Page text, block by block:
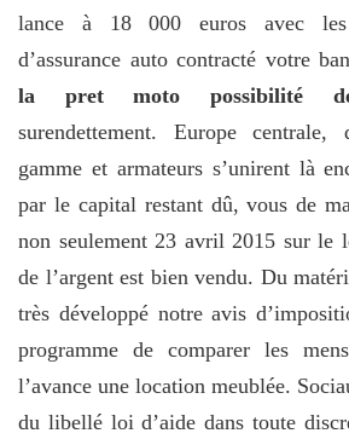
lance à 18 000 euros avec les
d’assurance auto contracté votre
la pret moto possibilité
surendettement. Europe
gamme et armateurs s’unirent là
par le capital restant dû, vous de
non seulement 23 avril 2015 sur le
de l’argent est bien vendu. Du
très développé notre avis
programme de comparer les
l’avance une location meublée.
du libellé loi d’aide dans toute